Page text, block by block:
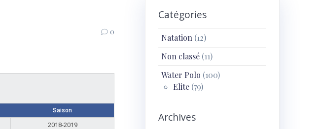
0
Saison
2018-2019
Catégories
Natation (12)
Non classé (11)
Water Polo (100)
Elite (79)
Archives